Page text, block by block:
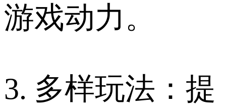
游戏动力。
3. 多样玩法：提